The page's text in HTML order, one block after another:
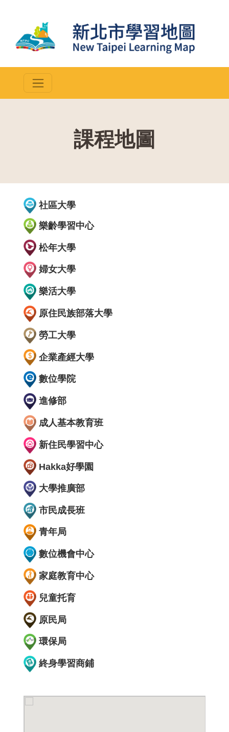
課程地圖
社區大學
樂齡學習中心
松年大學
婦女大學
樂活大學
原住民族部落大學
勞工大學
企業產經大學
數位學院
進修部
成人基本教育班
新住民學習中心
Hakka好學園
大學推廣部
市民成長班
青年局
數位機會中心
家庭教育中心
兒童托育
原民局
環保局
終身學習商鋪